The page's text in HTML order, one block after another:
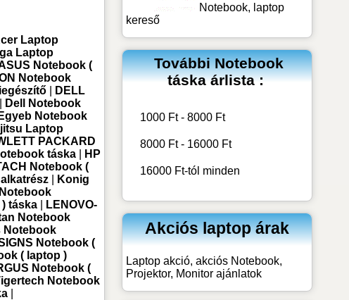
Laptop
Laptop
Notebook (
Notebook
|
DELL
Dell Notebook
Egyeb Notebook
Laptop
PACKARD
táska|
HP
Notebook (
Konig
táska|
LENOVO-
Notebook
Notebook
Notebook (
( laptop )
Notebook (
Notebook
Notebook, laptop
kereső
TovábbiNotebook
táskaárlista :
1000 Ft - 8000 Ft
8000 Ft - 16000 Ft
16000 Ft-tól minden
Akciós laptop árak
Laptop akció, akciós Notebook,
Projektor, Monitor ajánlatok